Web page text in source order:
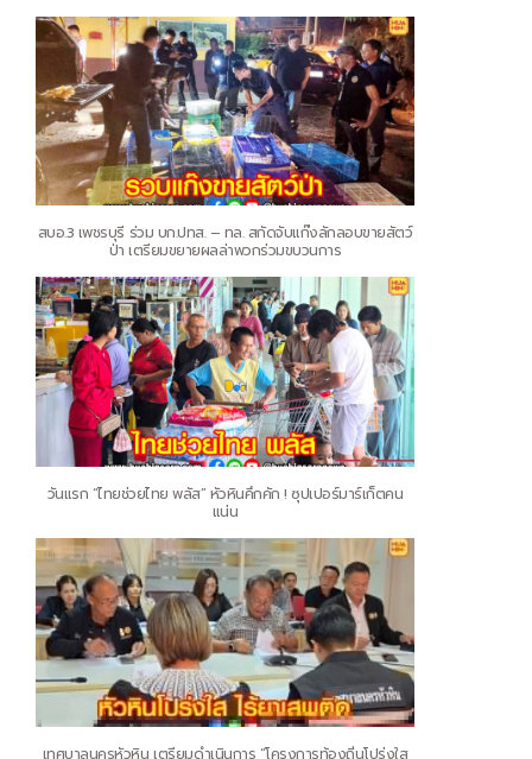
สบอ.3 เพชรบุรี ร่วม บก.ปทส. – ทล. สกัดจับแก๊งลักลอบขายสัตว์
ป่า เตรียมขยายผลล่าพวกร่วมขบวนการ
วันแรก “ไทยช่วยไทย พลัส” หัวหินคึกคัก ! ซุปเปอร์มาร์เก็ตคน
แน่น
เทศบาลนครหัวหิน เตรียมดำเนินการ “โครงการท้องถิ่นโปร่งใส
ไร้ยาเสพติด”